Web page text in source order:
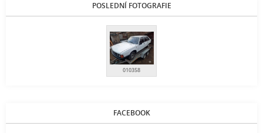
POSLEDNÍ FOTOGRAFIE
010358
FACEBOOK